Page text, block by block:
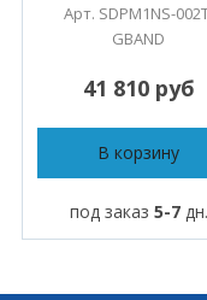
Арт. SDPM1NS-
GBAND
41 810 руб
В корзину
под заказ 5-7дн.